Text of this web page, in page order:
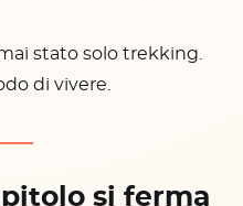
stato solo trekking.
di vivere.
si ferma